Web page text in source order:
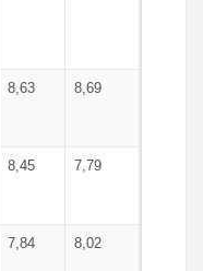
8,63 8,69
8,45 7,79
7,84 8,02